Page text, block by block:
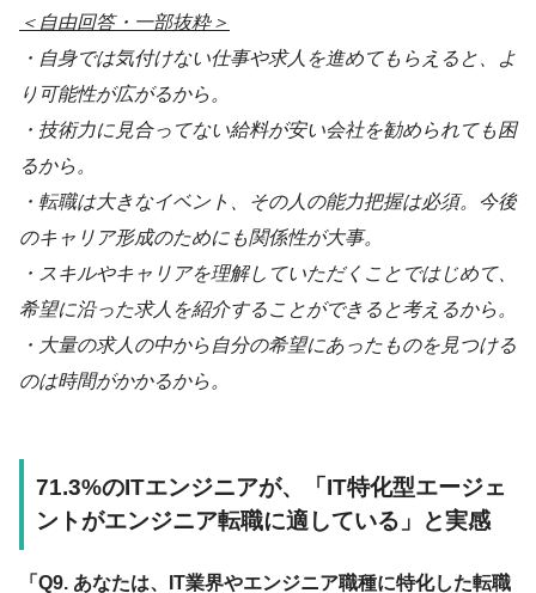
＜自由回答・一部抜粋＞
・自身では気付けない仕事や求人を進めてもらえると、よ
り可能性が広がるから。
・技術力に見合ってない給料が安い会社を勧められても困
るから。
・転職は大きなイベント、その人の能力把握は必須。今後
のキャリア形成のためにも関係性が大事。
・スキルやキャリアを理解していただくことではじめて、
希望に沿った求人を紹介することができると考えるから。
・大量の求人の中から自分の希望にあったものを見つける
のは時間がかかるから。
71.3%のITエンジニアが、「IT特化型エージェ
ントがエンジニア転職に適している」と実感
「Q9. あなたは、IT業界やエンジニア職種に特化した転職